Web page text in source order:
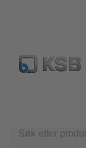
Produktsøk